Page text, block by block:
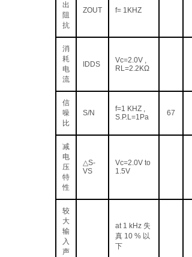
出
阻
抗
ZOUT f= 1KHZ
消
耗
电
流
IDDS
Vc=2.0V ,
RL=2.2KΩ
信
噪
比
S/N
f=1 KHZ ,
S.P.L=1Pa
67
减
电
压
特
性
△S-
VS
Vc=2.0V to
1.5V
较
大
输
入
声
at 1 kHz 失
真 10 % 以
下